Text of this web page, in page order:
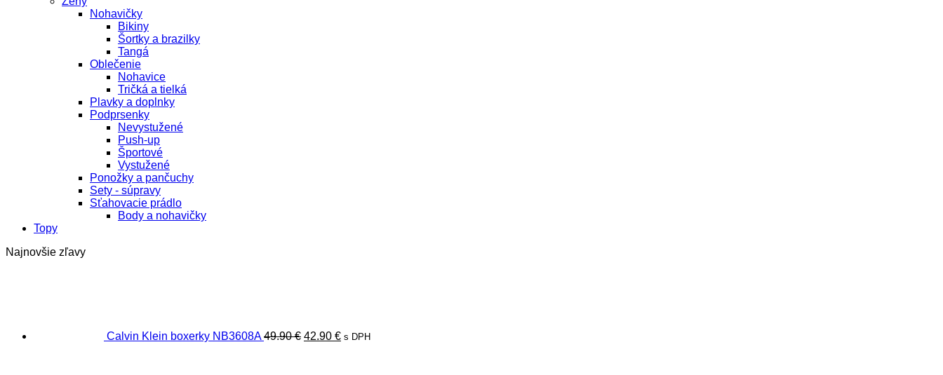
Nohavičky
Bikiny
Šortky a brazilky
Tangá
Oblečenie
Nohavice
Tričká a tielká
Plavky a doplnky
Podprsenky
Nevystužené
Push-up
Športové
Vystužené
Ponožky a pančuchy
Sety - súpravy
Sťahovacie prádlo
Body a nohavičky
Topy
Najnovšie zľavy
Calvin Klein boxerky NB3608A 49.90€ 42.90 € s DPH